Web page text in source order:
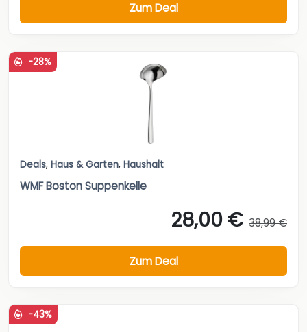
Zum Deal
-28%
Deals, Haus & Garten, Haushalt
WMF Boston Suppenkelle
28,00 € 38,99 €
Zum Deal
-43%